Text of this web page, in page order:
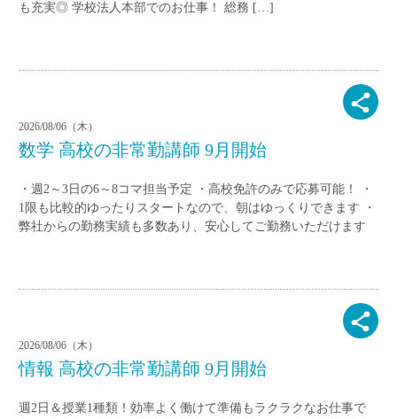
も充実◎ 学校法人本部でのお仕事！ 総務 […]
2026/08/06（木）
数学 高校の非常勤講師 9月開始
・週2～3日の6～8コマ担当予定 ・高校免許のみで応募可能！ ・
1限も比較的ゆったりスタートなので、朝はゆっくりできます ・
弊社からの勤務実績も多数あり、安心してご勤務いただけます
2026/08/06（木）
情報 高校の非常勤講師 9月開始
週2日＆授業1種類！効率よく働けて準備もラクラクなお仕事で